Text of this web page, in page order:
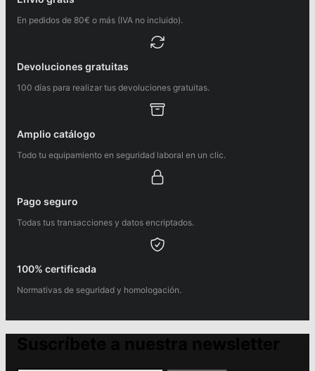
En pedidos de 80€ o más (IVA no incluido).
Devoluciones gratuitas
100 días para realizar tus devoluciones gratuitas.
Amplio catálogo
Todo tu equipamiento en seguridad laboral en un clic.
Pago seguro
Todas tus transacciones y datos encriptados.
100% certificada
Normativas de seguridad y homologación.